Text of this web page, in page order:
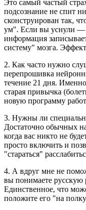
Это самый частый
подсознание не спит
сконструирован так,
ум". Если вы уснули —
информация
систему" мозга.
2. Как часто нужно
перепрошивка
течение 21 дня.
старая привычка
новую программу
3. Нужны ли
Достаточно обычных
когда вас никто не
просто включить и
"стараться"
4. А вдруг мне не
вы понимаете русскую
Единственное, что
положите его "на